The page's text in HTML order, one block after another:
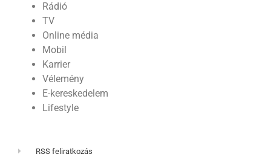
Rádió
TV
Online média
Mobil
Karrier
Vélemény
E-kereskedelem
Lifestyle
RSS feliratkozás